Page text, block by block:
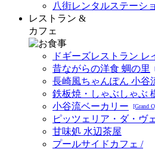
八街レンタルステーシ
レストラン &
カフェ
ドギーズレストラン レ
昔ながらの洋食 蜩の里
長崎風ちゃんぽん 小谷
鉄板焼・しゃぶしゃぶ
小谷流ベーカリー
[Grand
ピッツェリア・ダ・ヴ
甘味処 水辺茶屋
プールサイドカフェ /